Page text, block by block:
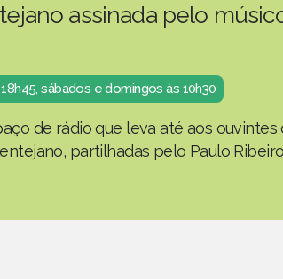
assinada pelo
sábados e domingos às 10h30
de rádio que leva até aos ouvintes
partilhadas pelo Paulo